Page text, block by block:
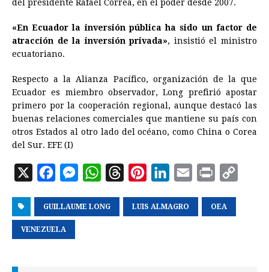
del presidente Rafael Correa, en el poder desde 2007.
«EnEcuador la inversión pública ha sido un factor de
atracción de la inversión privada», insistió el ministro
ecuatoriano.
Respecto a la Alianza Pacífico, organización de la que
Ecuador es miembro observador, Long prefirió apostar
primero por la cooperación regional, aunque destacó las
buenas relaciones comerciales que mantiene su país con
otros Estados al otro lado del océano, como China o Corea
del Sur. EFE (I)
X
c
e
M
s
W
a
n
n
i
GUILLAUME LONG LUIS ALMAGRO OEA
VENEZUELA